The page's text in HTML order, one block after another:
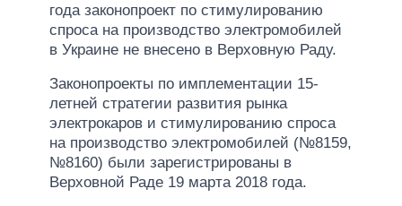
года законопроект по стимулированию
спроса на производство электромобилей
в Украине не внесено в Верховную Раду.
Законопроекты по имплементации 15-
летней стратегии развития рынка
электрокаров и стимулированию спроса
на производство электромобилей (№8159,
№8160) были зарегистрированы в
Верховной Раде 19 марта 2018 года.